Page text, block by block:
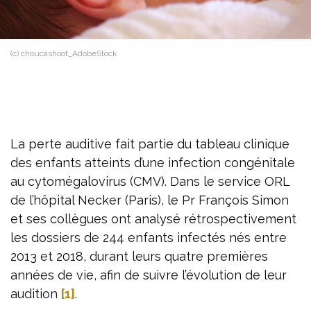
(c) choucashoot_AdobeStock
La perte auditive fait partie du tableau clinique
des enfants atteints d’une infection congénitale
au cytomégalovirus (CMV). Dans le service ORL
de l’hôpital Necker (Paris), le Pr François Simon
et ses collègues ont analysé rétrospectivement
les dossiers de 244 enfants infectés nés entre
2013 et 2018, durant leurs quatre premières
années de vie, afin de suivre l’évolution de leur
audition [1].